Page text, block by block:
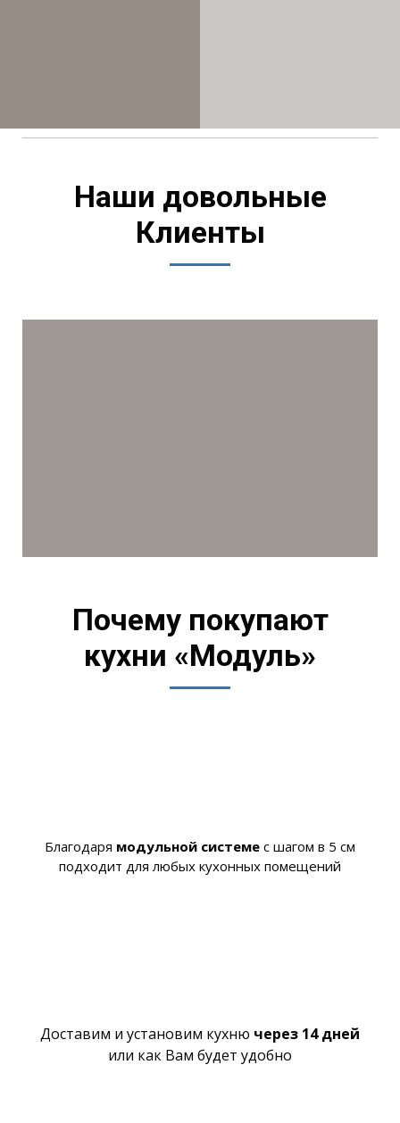
Наши довольные
Клиенты
Почему покупают
кухни «Модуль»
Благодаря модульной системе с шагом в 5 см
подходит для любых кухонных помещений
Доставим и установим кухню через 14 дней
или как Вам будет удобно